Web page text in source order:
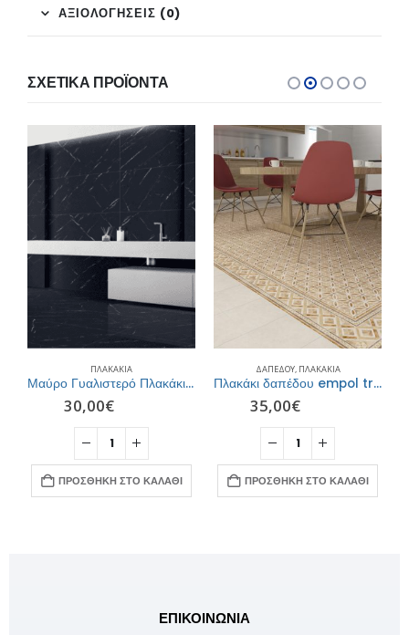
ΑΞΙΟΛΟΓΉΣΕΙΣ (0)
ΣΧΕΤΙΚΆ ΠΡΟΪΌΝΤΑ
ΠΛΑΚΆΚΙΑ
Μαύρο Γυαλιστερό Πλακάκι Δαπέδου/ Τοίχου 60Χ120
30,00€
ΠΡΟΣΘΉΚΗ ΣΤΟ ΚΑΛΆΘΙ
ΔΑΠΈΔΟΥ, ΠΛΑΚΆΚΙΑ
Πλακάκι δαπέδου empol treviso beige
35,00€
ΠΡΟΣΘΉΚΗ ΣΤΟ ΚΑΛΆΘΙ
ΕΠΙΚΟΙΝΩΝΙΑ